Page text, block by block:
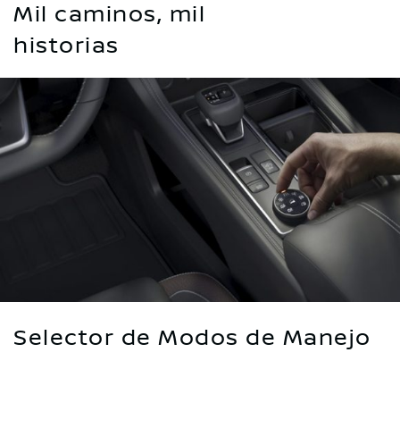
Mil caminos, mil
historias
Selector de Modos de Manejo